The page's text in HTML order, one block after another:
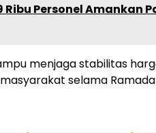
Ribu Personel Amankan
menjaga stabilitas
selama